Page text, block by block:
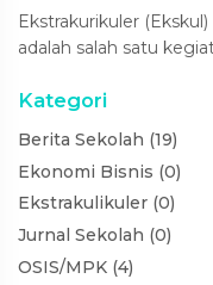
Ekstrakurikuler
adalah salah satu
Kategori
Berita Sekolah (19)
Ekonomi Bisnis (0)
Ekstrakulikuler (0)
Jurnal Sekolah (0)
OSIS/MPK (4)